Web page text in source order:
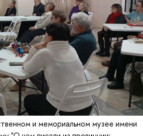
и мемориальном музее имени